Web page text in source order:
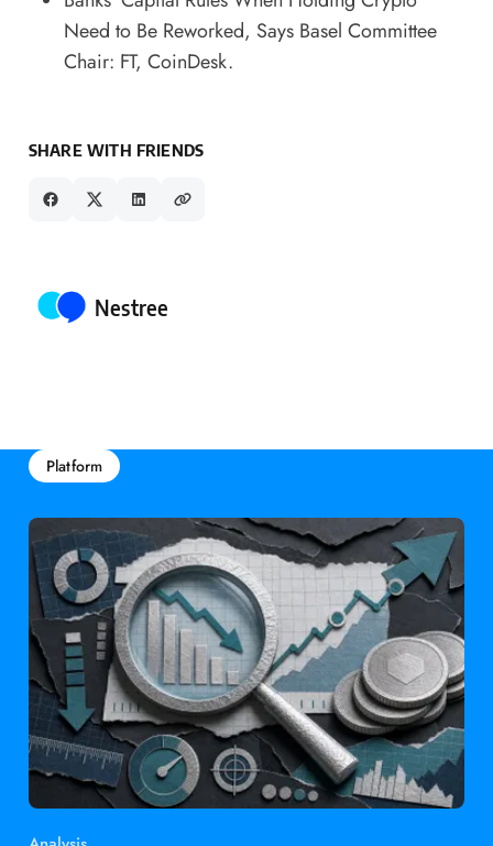
Need to Be Reworked, Says Basel Committee
Chair: FT, CoinDesk.
SHARE WITH FRIENDS
Posted by
Nestree
Platform